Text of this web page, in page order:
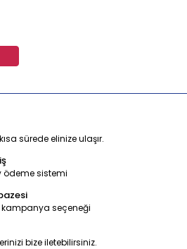
sürede elinize ulaşır.
ödeme sistemi
kampanya seçeneği
bize iletebilirsiniz.